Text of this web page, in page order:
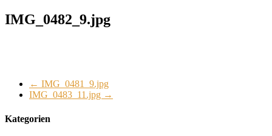
IMG_0482_9.jpg
← IMG_0481_9.jpg
IMG_0483_11.jpg →
Kategorien